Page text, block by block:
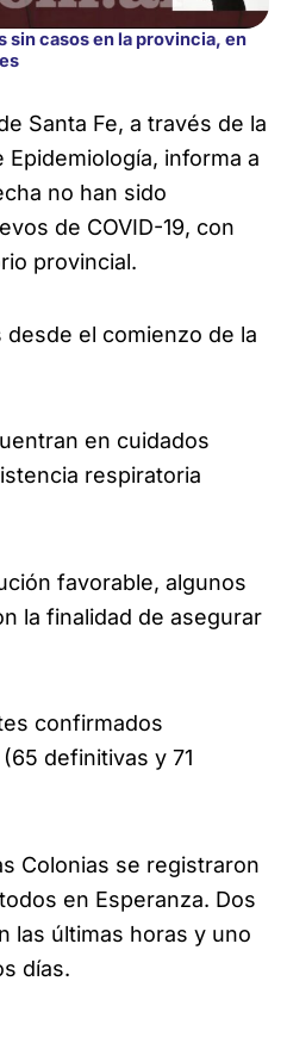
sin casos en la provincia, en
Santa Fe, a través de la
Epidemiología, informa a
no han sido
de COVID-19, con
provincial.
desde el comienzo de la
en cuidados
respiratoria
favorable, algunos
la finalidad de asegurar
confirmados
definitivas y 71
Colonias se registraron
en Esperanza. Dos
las últimas horas y uno
días.